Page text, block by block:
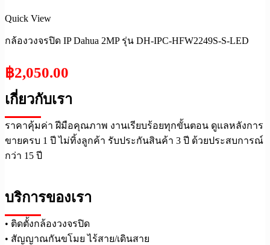
Quick View
กล้องวงจรปิด IP Dahua 2MP รุ่น DH-IPC-HFW2249S-S-LED
฿2,050.00
เกี่ยวกับเรา
ราคาคุ้มค่า ฝีมือคุณภาพ งานเรียบร้อยทุกขั้นตอน ดูแลหลังการ
ขายครบ 1 ปี ไม่ทิ้งลูกค้า รับประกันสินค้า 3 ปี ด้วยประสบการณ์
กว่า 15 ปี
บริการของเรา
• ติดตั้งกล้องวงจรปิด
• สัญญาณกันขโมย ไร้สาย/เดินสาย